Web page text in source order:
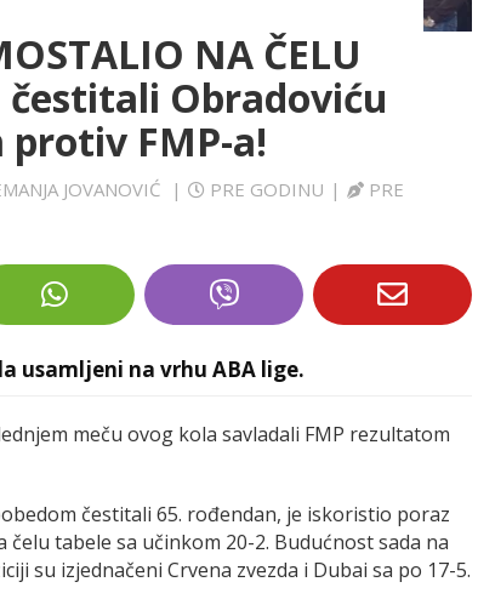
NA ČELU
čestitali Obradoviću
FMP-a!
JOVANOVIĆ | PRE GODINU |
PRE
usamljeni na vrhu ABA lige.
meču ovog kola savladali FMP rezultatom
čestitali 65. rođendan, je iskoristio poraz
tabele sa učinkom 20-2. Budućnost sada na
su izjednačeni Crvena zvezda i Dubai sa po 17-5.